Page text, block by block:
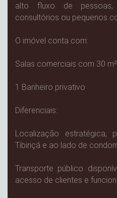
alto fluxo de pessoas,
consultórios ou pequenos
O imóvel conta com:
Salas comerciais com 30
1 Banheiro privativo
Diferenciais:
Localização estratégica,
Tibiriçá e ao lado de
Transporte público
acesso de clientes e